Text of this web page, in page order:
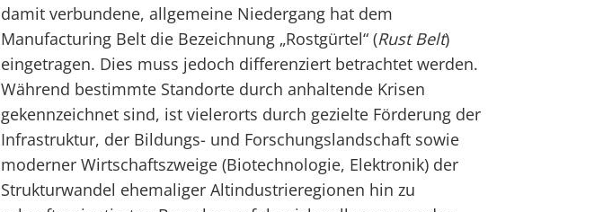
damit verbundene, allgemeine Niedergang hat dem
Manufacturing Belt die Bezeichnung „Rostgürtel“ (Rust Belt)
eingetragen. Dies muss jedoch differenziert betrachtet werden.
Während bestimmte Standorte durch anhaltende Krisen
gekennzeichnet sind, ist vielerorts durch gezielte Förderung der
Infrastruktur, der Bildungs- und Forschungslandschaft sowie
moderner Wirtschaftszweige (Biotechnologie, Elektronik) der
Strukturwandel ehemaliger Altindustrieregionen hin zu